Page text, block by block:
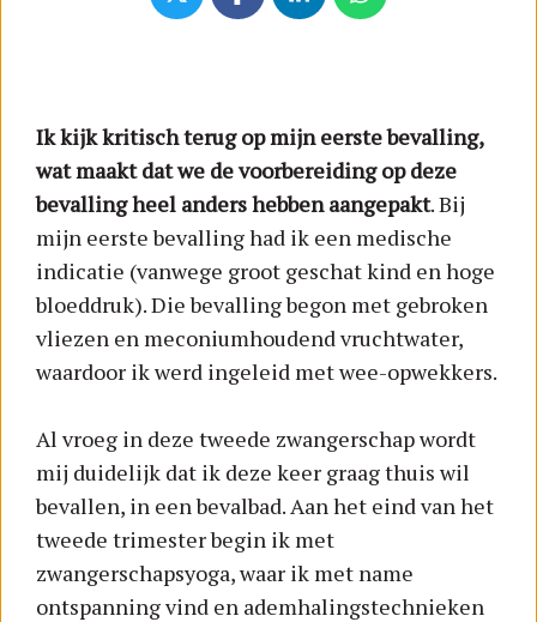
Ik kijk kritisch terug op mijn eerste bevalling,
wat maakt dat we de voorbereiding op deze
bevalling heel anders hebben aangepakt. Bij
mijn eerste bevalling had ik een medische
indicatie (vanwege groot geschat kind en hoge
bloeddruk). Die bevalling begon met gebroken
vliezen en meconiumhoudend vruchtwater,
waardoor ik werd ingeleid met wee-opwekkers.
Al vroeg in deze tweede zwangerschap wordt
mij duidelijk dat ik deze keer graag thuis wil
bevallen, in een bevalbad. Aan het eind van het
tweede trimester begin ik met
zwangerschapsyoga, waar ik met name
ontspanning vind en ademhalingstechnieken